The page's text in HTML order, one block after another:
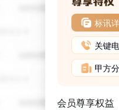
标讯
关键
甲方
会员尊享权益